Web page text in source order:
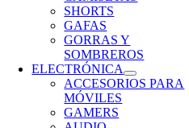
SHORTS
GAFAS
GORRAS Y
SOMBREROS
ELECTRÓNICA
ACCESORIOS PARA
MÓVILES
GAMERS